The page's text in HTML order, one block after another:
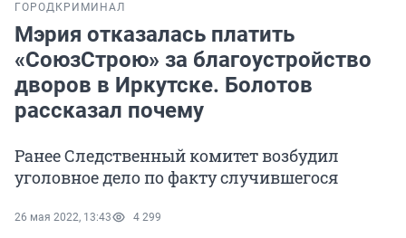
ГОРОД КРИМИНАЛ
Мэрия отказалась платить
«СоюзСтрою» за благоустройство
дворов в Иркутске. Болотов
рассказал почему
Ранее Следственный комитет возбудил
уголовное дело по факту случившегося
26 мая 2022, 13:43 4 299